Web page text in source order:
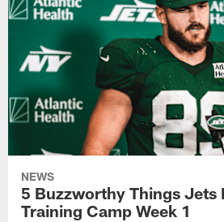
NEWS
5 Buzzworthy Things Jets
Training Camp Week 1